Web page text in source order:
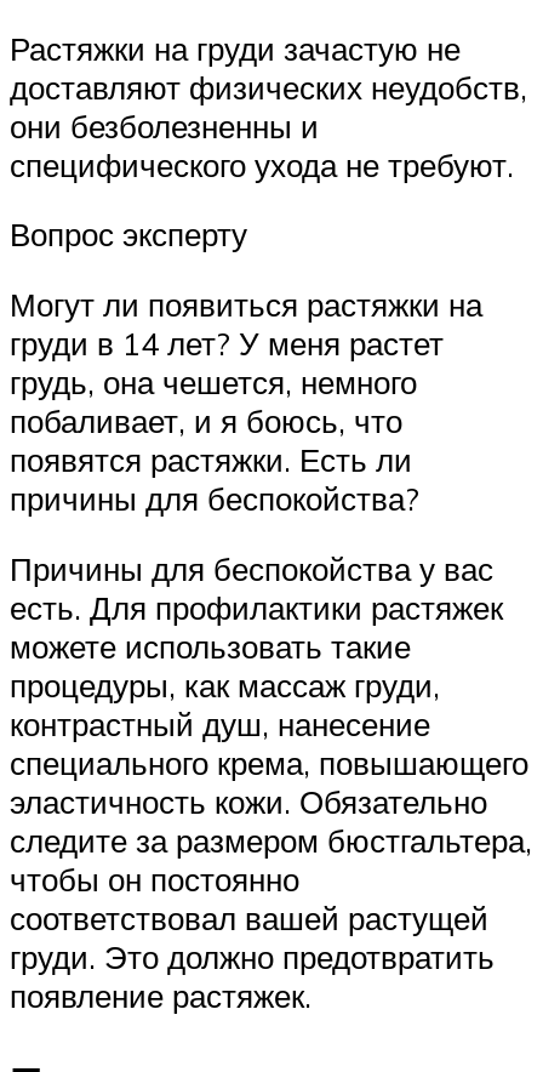
Растяжки на груди зачастую не
доставляют физических неудобств,
они безболезненны и
специфического ухода не требуют.
Вопрос эксперту
Могут ли появиться растяжки на
груди в 14 лет? У меня растет
грудь, она чешется, немного
побаливает, и я боюсь, что
появятся растяжки. Есть ли
причины для беспокойства?
Причины для беспокойства у вас
есть. Для профилактики растяжек
можете использовать такие
процедуры, как массаж груди,
контрастный душ, нанесение
специального крема, повышающего
эластичность кожи. Обязательно
следите за размером бюстгальтера,
чтобы он постоянно
соответствовал вашей растущей
груди. Это должно предотвратить
появление растяжек.